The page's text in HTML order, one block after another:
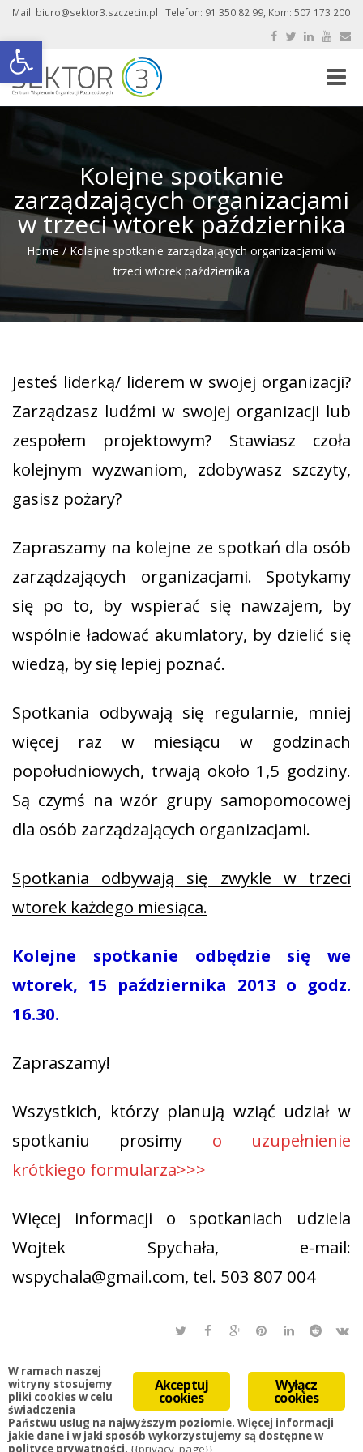
Otwórz pasek narzędzi
Mail: biuro@sektor3.szczecin.pl Telefon: 91 350 82 99, Kom: 507 173 200
Toggle
Kolejne spotkanie
zarządzających organizacjami
w trzeci wtorek października
Home / Kolejne spotkanie zarządzających organizacjami w
trzeci wtorek października
Jesteś liderką/ liderem w swojej organizacji?
Zarządzasz ludźmi w swojej organizacji lub
zespołem projektowym? Stawiasz czoła
kolejnym wyzwaniom, zdobywasz szczyty,
gasisz pożary?
Zapraszamy na kolejne ze spotkań dla osób
zarządzających organizacjami. Spotykamy
się po to, by wspierać się nawzajem, by
wspólnie ładować akumlatory, by dzielić się
wiedzą, by się lepiej poznać.
Spotkania odbywają się regularnie, mniej
więcej raz w miesiącu w godzinach
popołudniowych, trwają około 1,5 godziny.
Są czymś na wzór grupy samopomocowej
dla osób zarządzających organizacjami.
Spotkania odbywają się zwykle w trzeci
wtorek każdego miesiąca.
Kolejne spotkanie odbędzie się we
wtorek, 15 października 2013 o godz.
16.30.
Zapraszamy!
Wszystkich, którzy planują wziąć udział w
spotkaniu prosimy o uzupełnienie
krótkiego formularza>>>
Więcej informacji o spotkaniach udziela
Wojtek Spychała, e-mail:
wspychala@gmail.com, tel. 503 807 004
Wyłącz
cookies
Akceptuj
cookies
W ramach naszej
witryny stosujemy
pliki cookies w celu
świadczenia
Państwu usług na najwyższym poziomie. Więcej informacji
jakie dane i w jaki sposób wykorzystujemy są dostępne w
polityce prywatności. {{privacy_page}}